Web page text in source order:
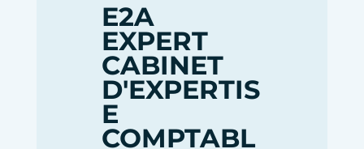
E2A
EXPERT
CABINET
D'EXPERTIS
E
COMPTABL